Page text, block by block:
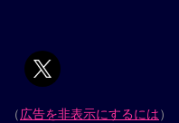
（広告を非表示にするには）